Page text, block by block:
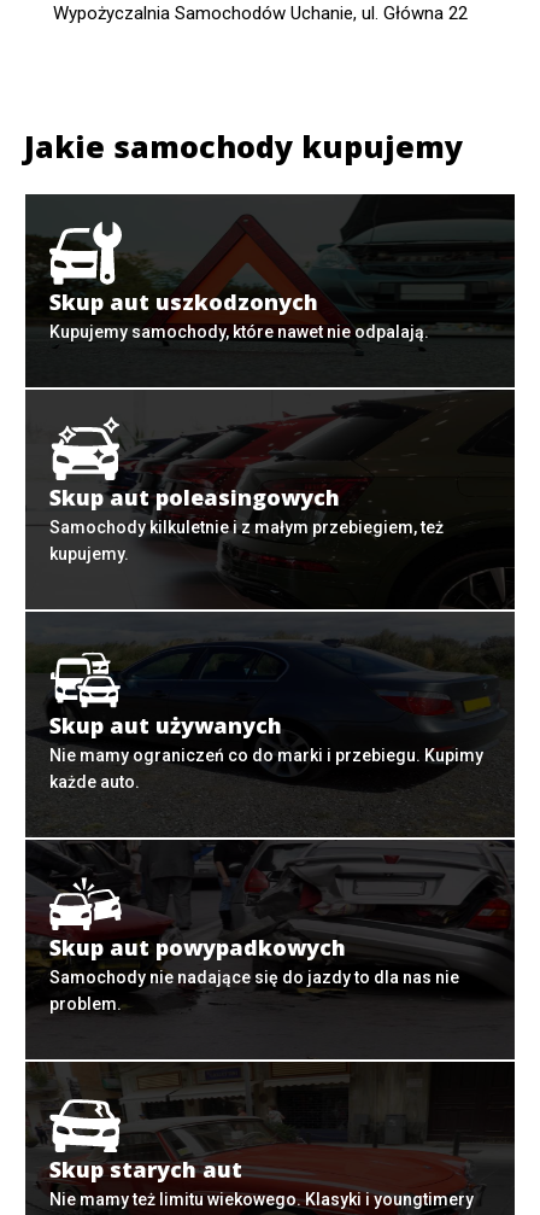
Wypożyczalnia Samochodów Uchanie, ul. Główna 22
Jakie samochody kupujemy
Skup aut uszkodzonych
Kupujemy samochody, które nawet nie odpalają.
Skup aut poleasingowych
Samochody kilkuletnie i z małym przebiegiem, też
kupujemy.
Skup aut używanych
Nie mamy ograniczeń co do marki i przebiegu. Kupimy
każde auto.
Skup aut powypadkowych
Samochody nie nadające się do jazdy to dla nas nie
problem.
Skup starych aut
Nie mamy też limitu wiekowego. Klasyki i youngtimery